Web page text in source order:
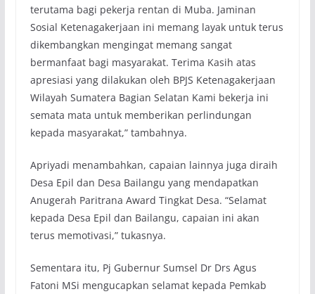
terutama bagi pekerja rentan di Muba. Jaminan
Sosial Ketenagakerjaan ini memang layak untuk terus
dikembangkan mengingat memang sangat
bermanfaat bagi masyarakat. Terima Kasih atas
apresiasi yang dilakukan oleh BPJS Ketenagakerjaan
Wilayah Sumatera Bagian Selatan Kami bekerja ini
semata mata untuk memberikan perlindungan
kepada masyarakat,” tambahnya.
Apriyadi menambahkan, capaian lainnya juga diraih
Desa Epil dan Desa Bailangu yang mendapatkan
Anugerah Paritrana Award Tingkat Desa. “Selamat
kepada Desa Epil dan Bailangu, capaian ini akan
terus memotivasi,” tukasnya.
Sementara itu, Pj Gubernur Sumsel Dr Drs Agus
Fatoni MSi mengucapkan selamat kepada Pemkab